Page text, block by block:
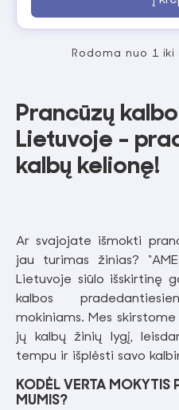
Rodoma nuo 1
Prancūzų
Lietuvoje -
kalbų kelionę!
Ar svajojate išmokti
jau turimas žinias?
Lietuvoje siūlo išskirtinę
kalbos
mokiniams. Mes
jų kalbų žinių lygį,
tempu ir išplėsti savo
KODĖL VERTA MOKYTIS
MUMIS?